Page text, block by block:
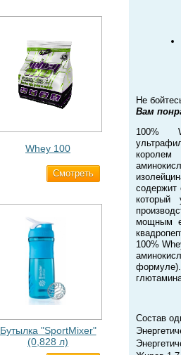
Whey 100
Cмотреть
Бутылка "SportMixer"
(0,828 л)
Не
Вам
100%
содержит
который
мощным
100%
Состав